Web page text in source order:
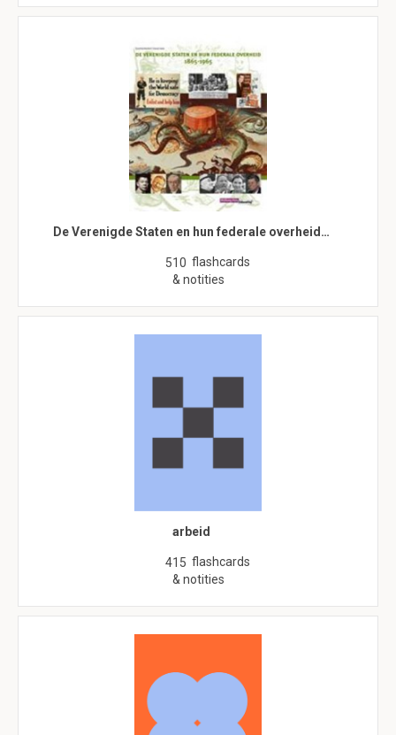
De Verenigde Staten en hun federale overheid…
510 flashcards
& notities
arbeid
415 flashcards
& notities